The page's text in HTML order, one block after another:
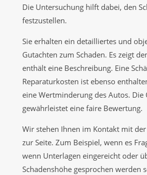
Die Untersuchung hilft dabei, den
festzustellen.
Sie erhalten ein detailliertes und
Gutachten zum Schaden. Es zeigt
enthält eine Beschreibung. Eine
Reparaturkosten ist ebenso
eine Wertminderung des Autos.
gewährleistet eine faire Bewertung.
Wir stehen Ihnen im Kontakt mit
zur Seite. Zum Beispiel, wenn es
wenn Unterlagen eingereicht oder
Schadenshöhe gesprochen werden